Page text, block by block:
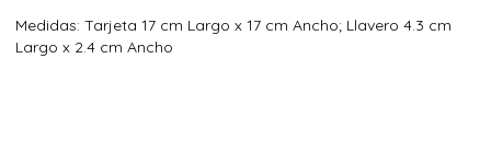
Medidas: Tarjeta 17 cm Largo x 17 cm Ancho; Llavero 4.3 cm
Largo x 2.4 cm Ancho